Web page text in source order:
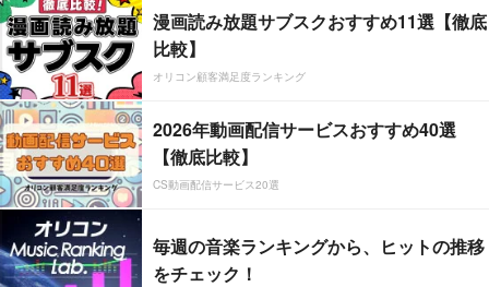
漫画読み放題サブスクおすすめ11選【徹底
比較】
オリコン顧客満足度ランキング
2026年動画配信サービスおすすめ40選
【徹底比較】
CS動画配信サービス20選
毎週の音楽ランキングから、ヒットの推移
をチェック！